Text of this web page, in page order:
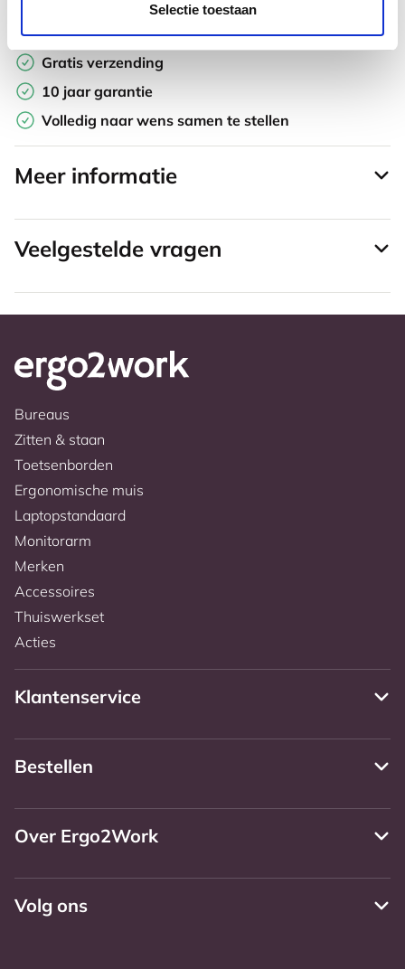
Selectie toestaan
Laagste Prijsgarantie
Gratis verzending
10 jaar garantie
Volledig naar wens samen te stellen
Meer informatie
Veelgestelde vragen
Bureaus
Zitten & staan
Toetsenborden
Ergonomische muis
Laptopstandaard
Monitorarm
Merken
Accessoires
Thuiswerkset
Acties
Klantenservice
Bestellen
Over Ergo2Work
Volg ons